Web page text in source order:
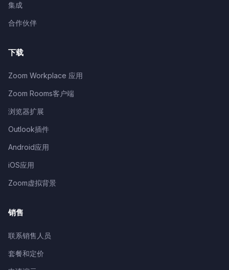
集成
合作伙伴
下载
Zoom Workplace 应用
Zoom Rooms客户端
浏览器扩展
Outlook插件
Android应用
iOS应用
Zoom虚拟背景
销售
联系销售人员
套餐和定价